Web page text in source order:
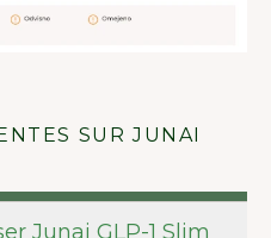
SUR JUNAI
Junai GLP-1 Slim